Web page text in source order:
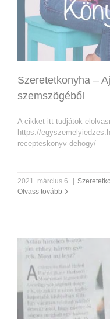
Szeretetkonyha –
szemszögéből
A cikket itt tudjátok
https://
recepteskonyv-dehogy/
2021. március 6. |
Olvass tovább